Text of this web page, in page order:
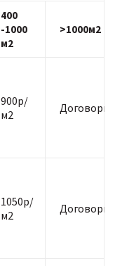
400
-1000
м2
>1000м2
900р/
м2
1050р/
м2